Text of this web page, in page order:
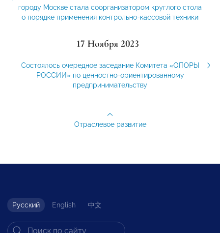
городу Москве стала соорганизатором круглого стола
о порядке применения контрольно-кассовой техники
17 Ноября 2023
Состоялось очередное заседание Комитета «ОПОРЫ
РОССИИ» по ценностно-ориентированному
предпринимательству
Отраслевое развитие
Русский English 中文